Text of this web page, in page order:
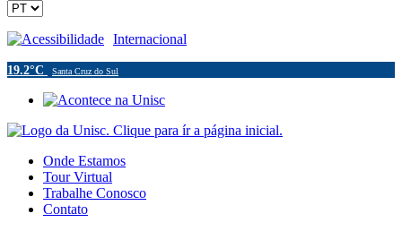
Acessibilidade Internacional
19.2°C Santa Cruz do Sul
Onde Estamos
Tour Virtual
Trabalhe Conosco
Contato